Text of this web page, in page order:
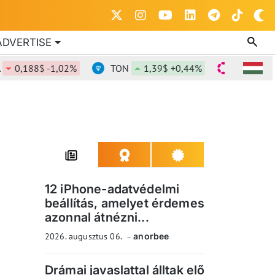
-1,02% TON 1,39$ +0,44% DOT
12 iPhone-adatvédelmi
beállítás, amelyet érdemes
azonnal átnézni...
2026. augusztus 06. anorbee
Drámai javaslattal álltak elő